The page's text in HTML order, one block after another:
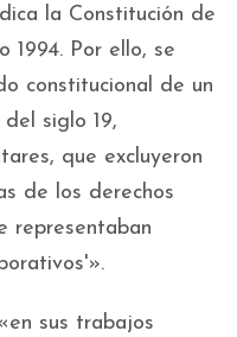
la Constitución de
1994. Por ello, se
constitucional de un
siglo 19,
que excluyeron
de los derechos
representaban
sus trabajos